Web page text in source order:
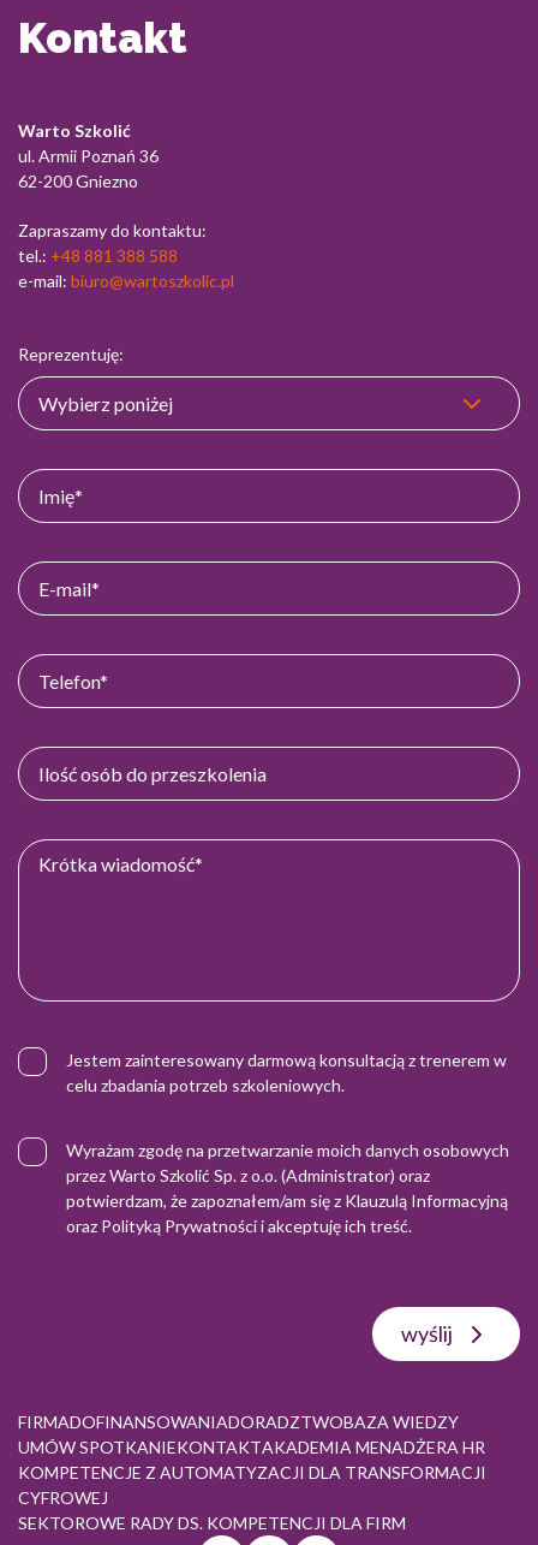
Kontakt
Warto Szkolić
ul. Armii Poznań 36
62-200 Gniezno
Zapraszamy do kontaktu:
tel.: +48 881 388 588
e-mail: biuro@wartoszkolic.pl
Reprezentuję:
Jestem zainteresowany darmową konsultacją z trenerem w
celu zbadania potrzeb szkoleniowych.
Wyrażam zgodę na przetwarzanie moich danych osobowych
przez Warto Szkolić Sp. z o.o. (Administrator) oraz
potwierdzam, że zapoznałem/am się z Klauzulą Informacyjną
oraz Polityką Prywatnościi akceptuję ich treść.
wyślij
FIRMADOFINANSOWANIADORADZTWOBAZA WIEDZY
UMÓW SPOTKANIEKONTAKTAKADEMIA MENADŻERA HR
KOMPETENCJE Z AUTOMATYZACJI DLA TRANSFORMACJI
CYFROWEJ
SEKTOROWE RADY DS. KOMPETENCJI DLA FIRM